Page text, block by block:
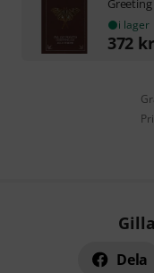
i lager
372 kr
Dela